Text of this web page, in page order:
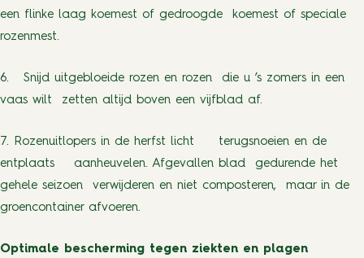
een flinke laag koemest of gedroogde koemest of speciale
rozenmest.
6. Snijd uitgebloeide rozen en rozen die u ’s zomers in een
vaas wilt zetten altijd boven een vijfblad af.
7. Rozenuitlopers in de herfst licht terugsnoeien en de
entplaats aanheuvelen. Afgevallen blad gedurende het
gehele seizoen verwijderen en niet composteren, maar in de
groencontainer afvoeren.
Optimale bescherming tegen ziekten en plagen